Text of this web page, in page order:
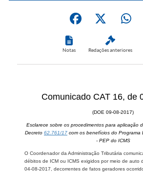
Notas Redações anteriores
Comunicado CAT 16, de
(DOE 09-08-2017)
Esclarece sobre os procedimentos para aplicação
Decreto 62.761/17 com os benefícios do Programa
- PEP do ICMS
O Coordenador da Administração Tributária
débitos de ICM ou ICMS exigidos por meio de auto
04-08-2017, decorrentes de fatos geradores